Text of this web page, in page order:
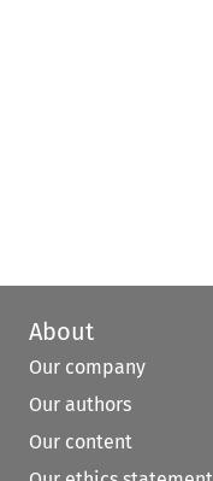
About
Our company
Our authors
Our content